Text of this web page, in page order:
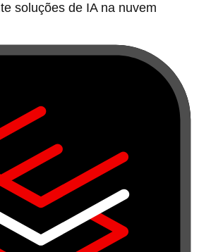
soluções de IA na nuvem